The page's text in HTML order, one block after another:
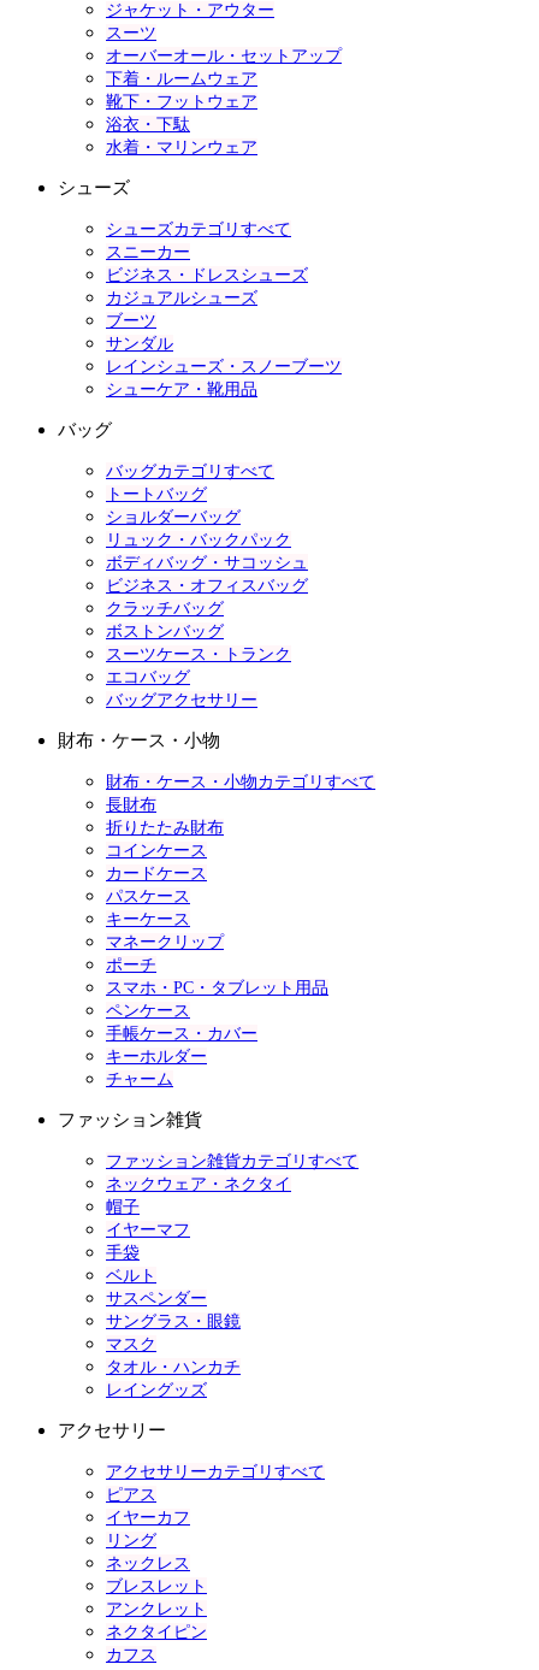
ジャケット・アウター
スーツ
オーバーオール・セットアップ
下着・ルームウェア
靴下・フットウェア
浴衣・下駄
水着・マリンウェア
シューズ
シューズカテゴリすべて
スニーカー
ビジネス・ドレスシューズ
カジュアルシューズ
ブーツ
サンダル
レインシューズ・スノーブーツ
シューケア・靴用品
バッグ
バッグカテゴリすべて
トートバッグ
ショルダーバッグ
リュック・バックパック
ボディバッグ・サコッシュ
ビジネス・オフィスバッグ
クラッチバッグ
ボストンバッグ
スーツケース・トランク
エコバッグ
バッグアクセサリー
財布・ケース・小物
財布・ケース・小物カテゴリすべて
長財布
折りたたみ財布
コインケース
カードケース
パスケース
キーケース
マネークリップ
ポーチ
スマホ・PC・タブレット用品
ペンケース
手帳ケース・カバー
キーホルダー
チャーム
ファッション雑貨
ファッション雑貨カテゴリすべて
ネックウェア・ネクタイ
帽子
イヤーマフ
手袋
ベルト
サスペンダー
サングラス・眼鏡
マスク
タオル・ハンカチ
レイングッズ
アクセサリー
アクセサリーカテゴリすべて
ピアス
イヤーカフ
リング
ネックレス
ブレスレット
アンクレット
ネクタイピン
カフス